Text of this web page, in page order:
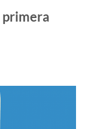
primera